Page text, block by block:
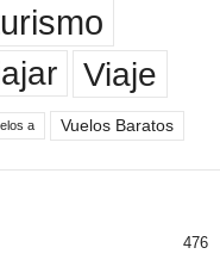
Viaje
a Vuelos Baratos
476